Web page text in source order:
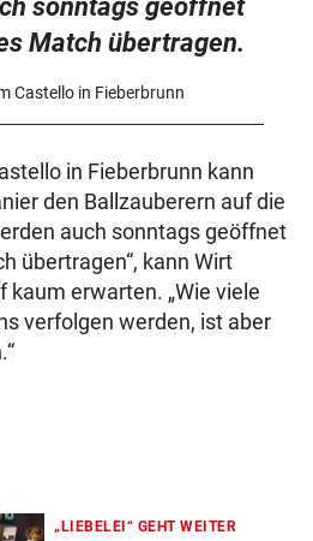
sonntags geöffnet
Match übertragen.
Castello in Fieberbrunn
in Fieberbrunn kann
den Ballzauberern auf die
auch sonntags geöffnet
übertragen“, kann Wirt
kaum erwarten. „Wie viele
verfolgen werden, ist aber
„LIEBELEI“ GEHT WEITER